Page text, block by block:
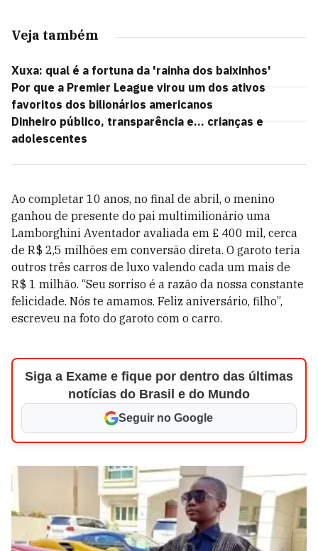
Veja também
Xuxa: qual é a fortuna da 'rainha dos baixinhos'
Por que a Premier League virou um dos ativos
favoritos dos bilionários americanos
Dinheiro público, transparência e... crianças e
adolescentes
Ao completar 10 anos, no final de abril, o menino
ganhou de presente do pai multimilionário uma
Lamborghini Aventador avaliada em £ 400 mil, cerca
de R$ 2,5 milhões em conversão direta. O garoto teria
outros três carros de luxo valendo cada um mais de
R$ 1 milhão. “Seu sorriso é a razão da nossa constante
felicidade. Nós te amamos. Feliz aniversário, filho”,
escreveu na foto do garoto com o carro.
Siga a Exame e fique por dentro das últimas
notícias do Brasil e do Mundo
Seguir no Google